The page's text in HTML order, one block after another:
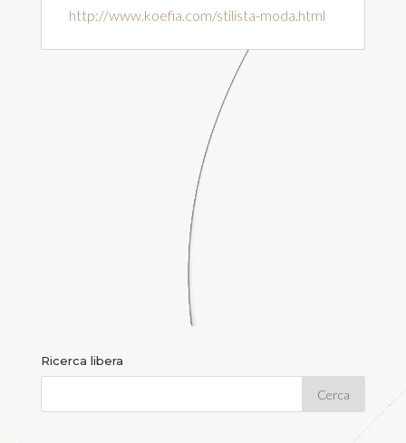
http://www.koefia.com/stilista-moda.html
Ricerca libera